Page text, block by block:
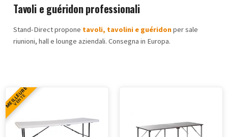
Tavoli e guéridon professionali
Stand-Direct propone tavoli, tavolini e guéridonper sale
riunioni, hall e lounge aziendali. Consegna in Europa.
MEILLEURE
VENTE